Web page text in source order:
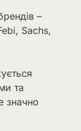
–
Sachs,
та
значно